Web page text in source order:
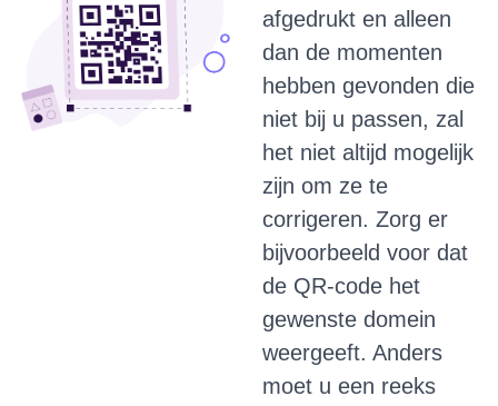
afgedrukt en alleen
dan de momenten
hebben gevonden die
niet bij u passen, zal
het niet altijd mogelijk
zijn om ze te
corrigeren. Zorg er
bijvoorbeeld voor dat
de QR-code het
gewenste domein
weergeeft. Anders
moet u een reeks